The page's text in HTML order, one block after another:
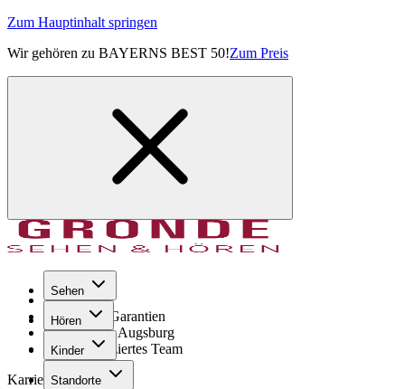
Zum Hauptinhalt springen
Wir gehören zu BAYERNS BEST 50!Zum Preis
Sehen
Hören
Kinder
Standorte
Seit 1971
GRONDE Garantien
8× im Raum Augsburg
Hochqualifiziertes Team
Karriere